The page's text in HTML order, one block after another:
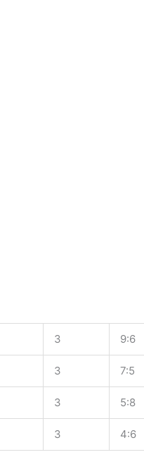
3 9:6
3 7:5
3 5:8
3 4:6